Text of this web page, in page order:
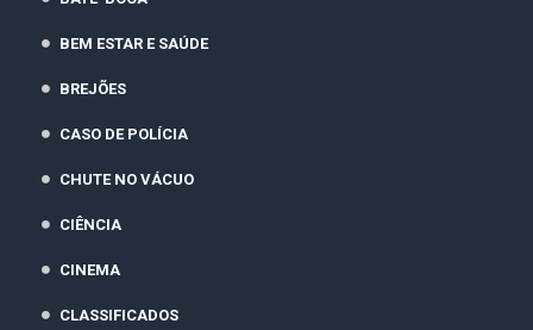
BEM ESTAR E SAÚDE
BREJÕES
CASO DE POLÍCIA
CHUTE NO VÁCUO
CIÊNCIA
CINEMA
CLASSIFICADOS